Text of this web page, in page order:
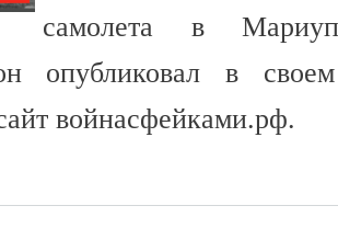
самолета в
опубликовал в
войнасфейками.рф.